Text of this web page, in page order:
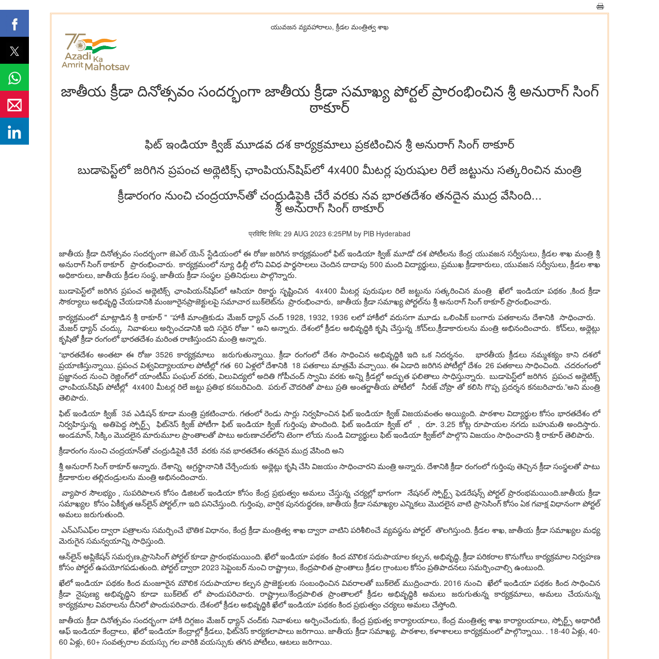
యువజన వ్యవహారాలు, క్రీడల మంత్రిత్వ శాఖ
జాతీయ క్రీడా దినోత్సవం సందర్భంగా జాతీయ క్రీడా సమాఖ్య పోర్టల్ ప్రారంభించిన శ్రీ అనురాగ్ సింగ్
ఠాకూర్
ఫిట్ ఇండియా క్విజ్ మూడవ దశ కార్యక్రమాలు ప్రకటించిన శ్రీ అనురాగ్ సింగ్ ఠాకూర్
బుడాపెస్ట్‌లో జరిగిన ప్రపంచ అథ్లెటిక్స్ ఛాంపియన్‌షిప్‌లో 4x400 మీటర్ల పురుషుల రిలే జట్టును సత్కరించిన మంత్రి
క్రీడారంగం నుంచి చంద్రయాన్‌తో చంద్రుడిపైకి చేరే వరకు నవ భారతదేశం తనదైన ముద్ర వేసింది...
శ్రీ అనురాగ్ సింగ్ ఠాకూర్
प्रविष्टि तिथि: 29 AUG 2023 6:25PM by PIB Hyderabad
జాతీయ క్రీడా దినోత్సవం సందర్భంగా జెఎల్ యెన్ స్టేడియంలో ఈ రోజు జరిగిన కార్యక్రమంలో ఫిట్ ఇండియా క్విజ్ మూడో దశ పోటీలను కేంద్ర యువజన సర్వీసులు, క్రీడల శాఖ మంత్రి శ్రీ
అనురాగ్ సింగ్ ఠాకూర్ ప్రారంభించారు. కార్యక్రమంలో న్యూ ఢిల్లీ లోని వివిధ పార్థసాలలు చెందిన దాదాపు 500 మంది విద్యార్థులు, ప్రముఖ క్రీడాకారులు, యువజన సర్వీసులు, క్రీడల శాఖ
అధికారులు, జాతీయ క్రీడల సంస్థ, జాతీయ క్రీడా సంస్థల ప్రతినిధులు పాల్గొన్నారు.
బుడాపెస్ట్‌లో జరిగిన ప్రపంచ అథ్లెటిక్స్ ఛాంపియన్‌షిప్‌లో ఆసియా రికార్డు సృష్టించిన 4x400 మీటర్ల పురుషుల రిలే జట్టును సత్కరించిన మంత్రి ఖేలో ఇండియా పథకం ,కింద క్రీడా
సౌకర్యాలు అభివృద్ధి చేయడానికి మంజూరైనప్రాజెక్టులపై సమాచార బుక్‌లెట్‌ను ప్రారంభించారు, జాతీయ క్రీడా సమాఖ్య పోర్టల్‌ను శ్రీ అనురాగ్ సింగ్ ఠాకూర్ ప్రారంభించారు.
కార్యక్రమంలో మాట్లాడిన శ్రీ ఠాకూర్ " “హాకీ మాంత్రికుడు మేజర్ ధ్యాన్ చంద్ 1928, 1932, 1936 లలో హాకీలో వరుసగా మూడు ఒలింపిక్ బంగారు పతకాలను దేశానికి సాధించారు.
మేజర్ ధ్యాన్ చంద్కు నివాళులు అర్పించడానికి ఇది సరైన రోజు " అని అన్నారు. దేశంలో క్రీడల అభివృద్ధికి కృషి చేస్తున్న .కోచ్‌లు,క్రీడాకారులను మంత్రి అభినందించారు. కోచ్‌లు, అథ్లెట్లు
కృషితో క్రీడా రంగంలో భారతదేశం మరింత రాణిస్తుందని మంత్రి అన్నారు.
“భారతదేశం అంతటా ఈ రోజు 3526 కార్యక్రమాలు జరుగుతున్నాయి. క్రీడా రంగంలో దేశం సాధించిన అభివృద్ధికి ఇది ఒక నిదర్శనం. భారతీయ క్రీడలు నమ్మశక్యం కాని దశలో
ప్రయాణిస్తున్నాయి. ప్రపంచ విశ్వవిద్యాలయాల పోటీల్లో గత 60 ఏళ్లలో దేశానికి 18 పతకాలు మాత్రమే వచ్చాయి. ఈ ఏడాది జరిగిన పోటీల్లో దేశం 26 పతకాలు సాధించింది. చదరంగంలో
ప్రజ్ఞానంద నుంచి రెజ్లింగ్‌లో యాంటీమ్ పంఘల్ వరకు, విలువిద్యలో అదితి గోపీచంద్ స్వామి వరకు అన్ని క్రీడల్లో అద్భుత ఫలితాలు సాధిస్తున్నారు. బుడాపెస్ట్‌లో జరిగిన ప్రపంచ అథ్లెటిక్స్
ఛాంపియన్‌షిప్ పోటీల్లో 4x400 మీటర్ల రిలే జట్టు ప్రతిభ కనబరిచింది. పరుల్ చౌదరితో పాటు ప్రతి అంతర్జాతీయ పోటీలో నీరజ్ చోప్రా తో కలిసి గొప్ప ప్రదర్శన కనబరిచారు.”అని మంత్రి
తెలిపారు.
ఫిట్ ఇండియా క్విజ్ 3వ ఎడిషన్ కూడా మంత్రి ప్రకటించారు. గతంలో రెండు సార్లు నిర్వహించిన ఫిట్ ఇండియా క్విజ్ విజయవంతం అయ్యింది. పాఠశాల విద్యార్థుల కోసం భారతదేశం లో
నిర్వహిస్తున్న అతిపెద్ద స్పోర్ట్స్ ఫిట్‌నెస్ క్విజ్ పోటీగా ఫిట్ ఇండియా క్విజ్ గుర్తింపు పొందింది. ఫిట్ ఇండియా క్విజ్ లో , రూ. 3.25 కోట్ల రూపాయల నగదు బహుమతి అందిస్తారు.
అండమాన్, సిక్కిం మొదలైన మారుమూల ప్రాంతాలతో పాటు అరుణాచల్‌లోని టెంగా లోయ నుండి విద్యార్థులు ఫిట్ ఇండియా క్విజ్‌లో పాల్గొని విజయం సాధించారని శ్రీ రాకూర్ తెలిపారు.
క్రీడారంగం నుంచి చంద్రయాన్‌తో చంద్రుడిపైకి చేరే వరకు నవ భారతదేశం తనదైన ముద్ర వేసింది అని
శ్రీ అనురాగ్ సింగ్ ఠాకూర్ అన్నారు. దేశాన్ని అగ్రస్థానానికి చేర్చేందుకు అథ్లెట్లు కృషి చేసి విజయం సాధించారని మంత్రి అన్నారు. దేశానికి క్రీడా రంగంలో గుర్తింపు తెచ్చిన క్రీడా సంస్థలతో పాటు
క్రీడాకారుల తల్లిదండ్రులను మంత్రి అభినందించారు.
వ్యాపార సౌలభ్యం , సుపరిపాలన కోసం డిజిటల్ ఇండియా కోసం కేంద్ర ప్రభుత్వం అమలు చేస్తున్న చర్యల్లో భాగంగా నేషనల్ స్పోర్ట్స్ ఫెడరేషన్స్ పోర్టల్ ప్రారంభమయింది.జాతీయ క్రీడా
సమాఖ్యల కోసం ఏకీకృత ఆన్‌లైన్ పోర్టల్,గా ఇది పనిచేస్తుంది. గుర్తింపు, వార్షిక పునరుద్ధరణ, జాతీయ క్రీడా సమాఖ్యల ఎన్నికలు మొదలైన వాటి ప్రాసెసింగ్ కోసం ఏక గవాక్ష విధానంగా పోర్టల్
అమలు జరుగుతుంది.
ఎన్‌ఎస్‌ఎఫ్‌ల ద్వారా పత్రాలను సమర్పించే భౌతిక విధానం, కేంద్ర క్రీడా మంత్రిత్వ శాఖ ద్వారా వాటిని పరిశీలించే వ్యవస్థను పోర్టల్ తొలగిస్తుంది. క్రీడల శాఖ, జాతీయ క్రీడా సమాఖ్యల మధ్య
మెరుగైన సమన్వయాన్ని సాధిస్తుంది.
ఆన్‌లైన్ అప్లికేషన్ సమర్పణ,ప్రాసెసింగ్ పోర్టల్ కూడా ప్రారంభమయింది. ఖేలో ఇండియా పథకం కింద మౌలిక సదుపాయాల కల్పన, అభివృద్ధి, క్రీడా పరికరాల కొనుగోలు కార్యక్రమాల నిర్వహణ
కోసం పోర్టల్ ఉపయోగపడుతుంది. పోర్టల్ ద్వారా 2023 సెప్టెంబర్ నుంచి రాష్ట్రాలు, కేంద్రపాలిత ప్రాంతాలు క్రీడల గ్రాంటుల కోసం ప్రతిపాదనలు సమర్పించాల్సి ఉంటుంది.
ఖేలో ఇండియా పథకం కింద మంజూరైన మౌలిక సదుపాయాల కల్పన ప్రాజెక్టులకు సంబంధించిన వివరాలతో బుక్‌లెట్ ముద్రించారు. 2016 నుంచి ఖేలో ఇండియా పథకం కింద సాధించిన
క్రీడా నైపుణ్య అభివృద్ధిని కూడా బుక్‌లెట్ లో పొందుపరిచారు. రాష్ట్రాలు/కేంద్రపాలిత ప్రాంతాలలో క్రీడల అభివృద్ధికి అమలు జరుగుతున్న కార్యక్రమాలు, అమలు చేయనున్న
కార్యక్రమాల వివరాలను దీనిలో పొందుపరిచారు. దేశంలో క్రీడల అభివృద్ధికి ఖేలో ఇండియా పథకం కింద ప్రభుత్వం చర్యలు అమలు చేస్తోంది.
జాతీయ క్రీడా దినోత్సవం సందర్భంగా హాకీ దిగ్గజం మేజర్ ధ్యాన్ చంద్‌కు నివాళులు అర్పించేందుకు, కేంద్ర ప్రభుత్వ కార్యాలయాలు, కేంద్ర మంత్రిత్వ శాఖ కార్యాలయాలు, స్పోర్ట్స్ అథారిటీ
ఆఫ్ ఇండియా కేంద్రాలు, ఖేలో ఇండియా కేంద్రాల్లో క్రీడలు, ఫిట్‌నెస్ కార్యకలాపాలు జరిగాయి. జాతీయ క్రీడా సమాఖ్య, పాఠశాల, కళాశాలలు కార్యక్రమంలో పాల్గొన్నాయి. . 18-40 ఏళ్లు, 40-
60 ఏళ్లు, 60+ సంవత్సరాల వయస్సు గల వారికి వయస్సుకు తగిన పోటీలు, ఆటలు జరిగాయి.